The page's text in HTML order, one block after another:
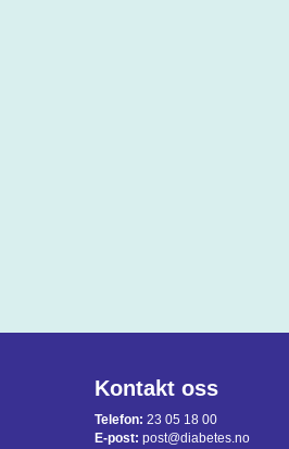
Kontakt oss
Telefon: 23 05 18 00
E-post: post@diabetes.no